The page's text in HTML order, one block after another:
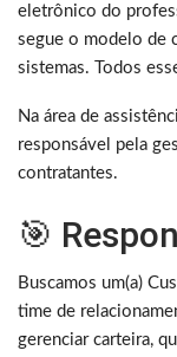
eletrônico do
segue o modelo de
sistemas. Todos
Na área de
responsável pela
contratantes.
🎯
Buscamos um(a)
time de
gerenciar carteira,